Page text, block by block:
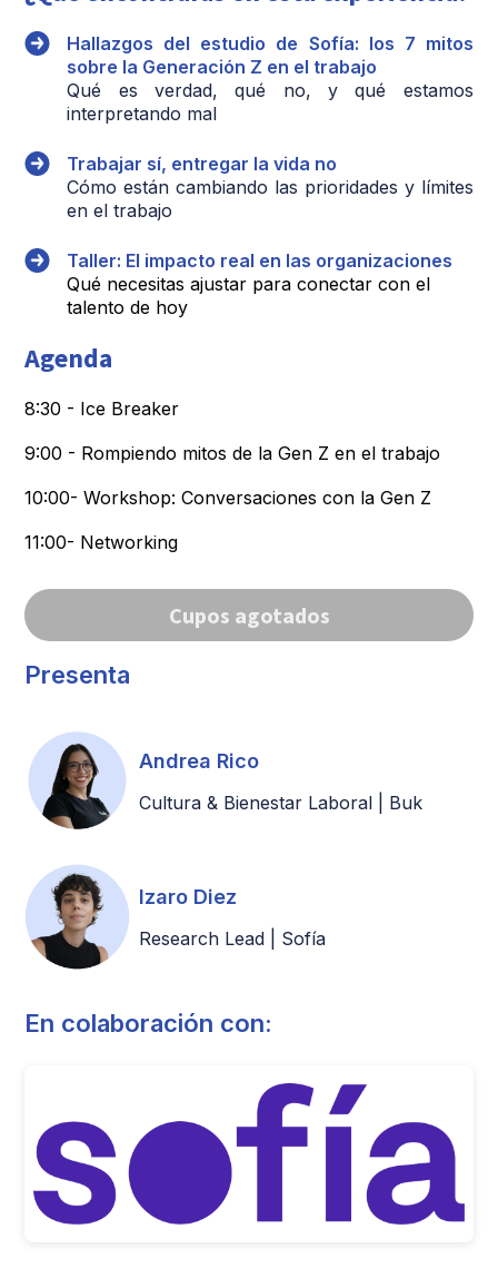
Presenta
Andrea Rico
Cultura & Bienestar Laboral | Buk
Izaro Diez
Research Lead | Sofía
En colaboración con:
Hallazgos del estudio de Sofía: los 7 mitos
sobre la Generación Z en el trabajo
Qué es verdad, qué no, y qué estamos
interpretando mal
Trabajar sí, entregar la vida no
Cómo están cambiando las prioridades y límites
en el trabajo
Taller: El impacto real en las organizaciones
Qué necesitas ajustar para conectar con el
talento de hoy
Agenda
8:30 - Ice Breaker
9:00 - Rompiendo mitos de la Gen Z en el trabajo
10:00- Workshop: Conversaciones con la Gen Z
11:00- Networking
Cupos agotados